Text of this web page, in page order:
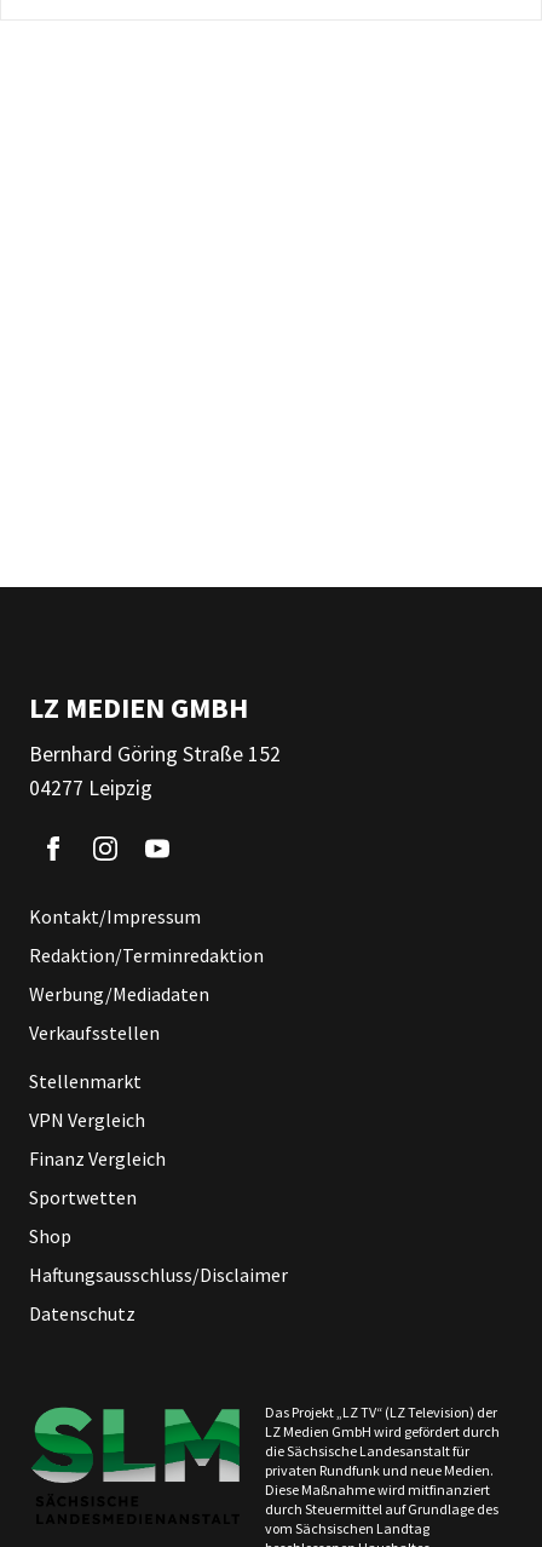
LZ MEDIEN GMBH
Bernhard Göring Straße 152
04277 Leipzig
Kontakt/Impressum
Redaktion/Terminredaktion
Werbung/Mediadaten
Verkaufsstellen
Stellenmarkt
VPN Vergleich
Finanz Vergleich
Sportwetten
Shop
Haftungsausschluss/Disclaimer
Datenschutz
Das Projekt „LZ TV“ (LZ Television) der
LZ Medien GmbH wird gefördert durch
die Sächsische Landesanstalt für
privaten Rundfunk und neue Medien.
Diese Maßnahme wird mitfinanziert
durch Steuermittel auf Grundlage des
vom Sächsischen Landtag